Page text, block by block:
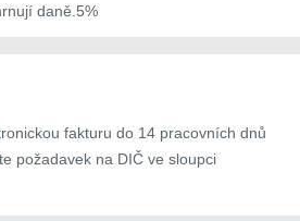
daně.5%
fakturu do 14 pracovních dnů
požadavek na DIČ ve sloupci